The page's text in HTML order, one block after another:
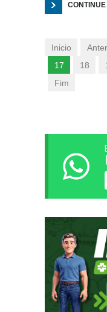
Inicio
17
18
Fim